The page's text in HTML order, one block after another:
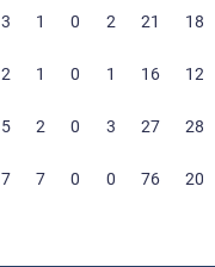
3 1 0 2 21 18
2 1 0 1 16 12
5 2 0 3 27 28
7 7 0 0 76 20